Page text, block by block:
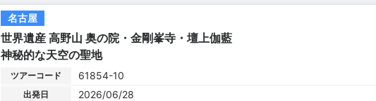
名古屋
世界遺産 高野山 奥の院・金剛峯寺・壇上伽藍
神秘的な天空の聖地
ツアーコード 61854-10
出発日 2026/06/28